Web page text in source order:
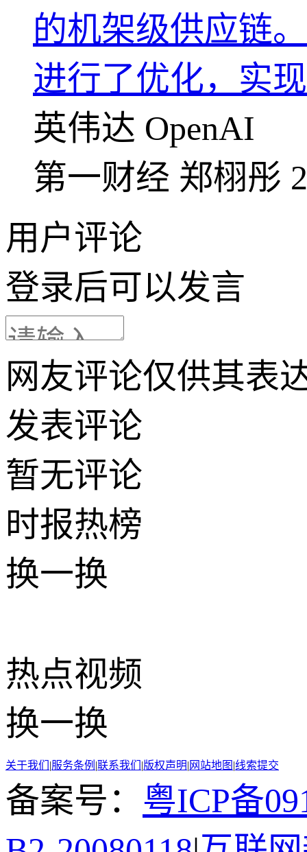
的机架级供应链
进行了优化，实
英伟达 OpenAI
第一财经 郑栩彤
用户评论
登录后可以发言
网友评论仅供其表
发表评论
暂无评论
时报热榜
换一换
热点视频
换一换
关于我们 |服务条例 |联系我们 |版权声明| 网站地图 |线索提交
备案号： 粤ICP备